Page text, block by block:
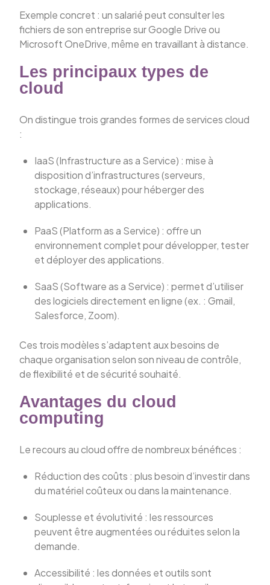
Exemple concret : un salarié peut consulter les
fichiers de son entreprise sur Google Drive ou
Microsoft OneDrive, même en travaillant à distance.
Les principaux types de
cloud
On distingue trois grandes formes de services cloud
:
IaaS (Infrastructure as a Service) : mise à
disposition d’infrastructures (serveurs,
stockage, réseaux) pour héberger des
applications.
PaaS (Platform as a Service) : offre un
environnement complet pour développer, tester
et déployer des applications.
SaaS (Software as a Service) : permet d’utiliser
des logiciels directement en ligne (ex. : Gmail,
Salesforce, Zoom).
Ces trois modèles s’adaptent aux besoins de
chaque organisation selon son niveau de contrôle,
de flexibilité et de sécurité souhaité.
Avantages du cloud
computing
Le recours au cloud offre de nombreux bénéfices :
Réduction des coûts : plus besoin d’investir dans
du matériel coûteux ou dans la maintenance.
Souplesse et évolutivité : les ressources
peuvent être augmentées ou réduites selon la
demande.
Accessibilité : les données et outils sont